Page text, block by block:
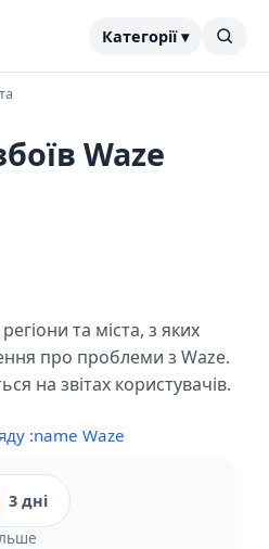
Категорії ▾
Waze
та міста, з яких
про проблеми з Waze.
на звітах користувачів.
:name Waze
3 дні